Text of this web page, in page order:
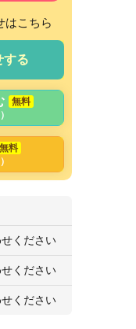
はこちら
する
無料
無料
ください
ください
ください